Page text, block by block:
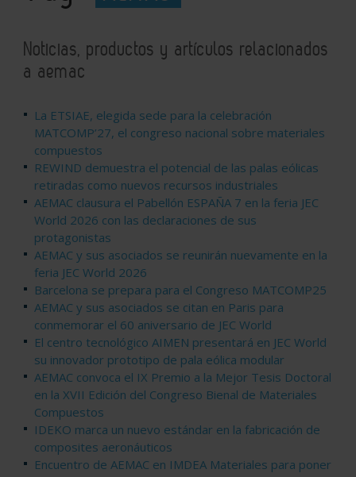
Noticias, productos y artículos relacionados
a aemac
La ETSIAE, elegida sede para la celebración
MATCOMP’27, el congreso nacional sobre materiales
compuestos
REWIND demuestra el potencial de las palas eólicas
retiradas como nuevos recursos industriales
AEMAC clausura el Pabellón ESPAÑA 7 en la feria JEC
World 2026 con las declaraciones de sus
protagonistas
AEMAC y sus asociados se reunirán nuevamente en la
feria JEC World 2026
Barcelona se prepara para el Congreso MATCOMP25
AEMAC y sus asociados se citan en Paris para
conmemorar el 60 aniversario de JEC World
El centro tecnológico AIMEN presentará en JEC World
su innovador prototipo de pala eólica modular
AEMAC convoca el IX Premio a la Mejor Tesis Doctoral
en la XVII Edición del Congreso Bienal de Materiales
Compuestos
IDEKO marca un nuevo estándar en la fabricación de
composites aeronáuticos
Encuentro de AEMAC en IMDEA Materiales para poner